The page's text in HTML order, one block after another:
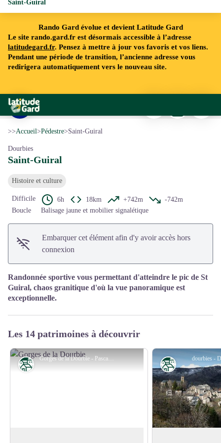
Rando Gard évolue et devient Latitude Gard
Le site rando.gard.fr est désormais accessible à l’adresse
latitudegard.fr. Pensez à mettre à jour vos favoris et vos liens.
Pendant une période de transition, l’ancienne adresse vous
redirigera automatiquement vers le nouveau site.
Rando Gard
Saint-Guiral
Voir l'image en plein écran
>>Accueil>Pédestre>Saint-Guiral
Dourbies
Saint-Guiral
Histoire et culture
Difficile 6h 18km +742m
-742m
Boucle
Balisage jaune et mobilier signalétique
Embarquer cet élément afin d'y avoir accès hors
connexion
Randonnée sportive vous permettant d'atteindre le pic de St
Guiral, chaos granitique d'où la vue panoramique est
exceptionnelle.
Les 14 patrimoines à découvrir
Gorges de la Dourbie - Pascal Pialot, AAPPMA la Dourbie
Patrimoine
dourbies -
Patrimoine